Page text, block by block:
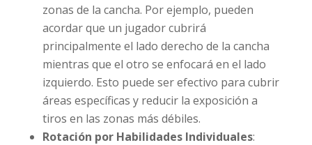
zonas de la cancha. Por ejemplo, pueden
acordar que un jugador cubrirá
principalmente el lado derecho de la cancha
mientras que el otro se enfocará en el lado
izquierdo. Esto puede ser efectivo para cubrir
áreas específicas y reducir la exposición a
tiros en las zonas más débiles.
Rotación por Habilidades Individuales: